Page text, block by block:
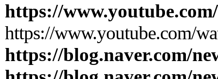
https://
https://www.youtube.com/
https://blog.naver.com/